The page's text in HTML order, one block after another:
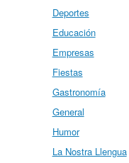
Deportes
Educación
Empresas
Fiestas
Gastronomía
General
Humor
La Nostra Llengua